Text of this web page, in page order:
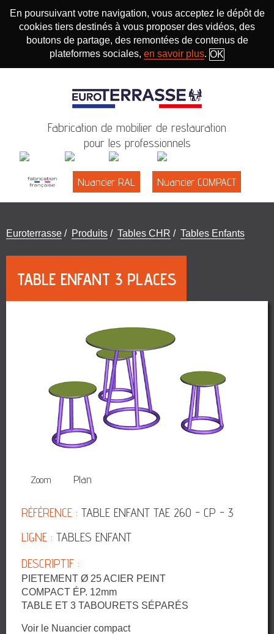
En poursuivant votre navigation, vous acceptez le dépôt de
cookies tiers destinés à vous proposer des vidéos, des
boutons de partage, des remontées de contenus de
plateformes sociales, en savoir plus. OK
Fabrication de mobilier de restauration
pour les professionnels
Nuancier RAL Nuancier COMPACT
Vous
Euroterrasse / Produits / Tables CHR / Tables Enfants
TABLE ENFANT 3 PLACES
Zoom 3D
Plan
RÉFÉRENCE : TABLE ENFANT TAE 260 - CP - 3
LIGNE : TABLES ENFANT
DESCRIPTIF :
PIETEMENT Ø 25 ACIER PEINT
COMPACT ÉP. 12mm
TABLE ET 3 TABOURETS SÉPARÉS
Voir le Nuancier compact